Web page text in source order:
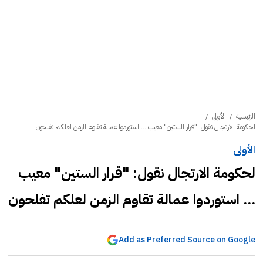
الرئيسية / الأولى /
لحكومة الارتجال نقول: "قرار الستين" معيب ... استوردوا عمالة تقاوم الزمن لعلكم تفلحون
الأولى
لحكومة الارتجال نقول: "قرار الستين" معيب
... استوردوا عمالة تقاوم الزمن لعلكم تفلحون
Add as Preferred Source on Google